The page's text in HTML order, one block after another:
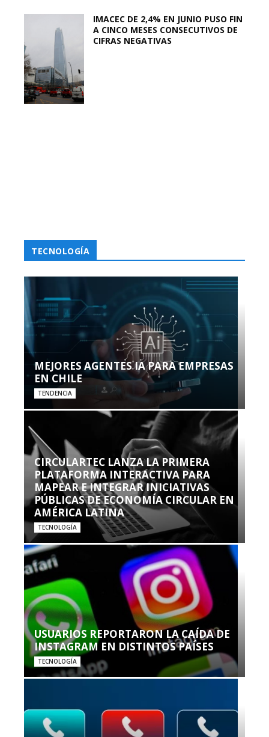
IMACEC DE 2,4% EN JUNIO PUSO FIN
A CINCO MESES CONSECUTIVOS DE
CIFRAS NEGATIVAS
TECNOLOGÍA
MEJORES AGENTES IA PARA EMPRESAS
EN CHILE
TENDENCIA
CIRCULARTEC LANZA LA PRIMERA
PLATAFORMA INTERACTIVA PARA
MAPEAR E INTEGRAR INICIATIVAS
PÚBLICAS DE ECONOMÍA CIRCULAR EN
AMÉRICA LATINA
TECNOLOGÍA
USUARIOS REPORTARON LA CAÍDA DE
INSTAGRAM EN DISTINTOS PAÍSES
TECNOLOGÍA